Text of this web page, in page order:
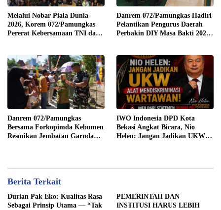
Melalui Nobar Piala Dunia
2026, Korem 072/Pamungkas
Pererat Kebersamaan TNI dan
Danrem 072/Pamungkas Hadiri
Pelantikan Pengurus Daerah
Perbakin DIY Masa Bakti 2026-
Danrem 072/Pamungkas
Bersama Forkopimda Kebumen
Resmikan Jembatan Garuda
IWO Indonesia DPD Kota
Bekasi Angkat Bicara, Nio
Helen: Jangan Jadikan UKW
Berita Terkait
Durian Pak Eko: Kualitas Rasa
Sebagai Prinsip Utama — “Tak
PEMERINTAH DAN
INSTITUSI HARUS LEBIH